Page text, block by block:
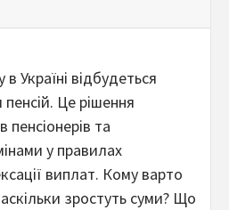
Україні відбудеться
Це рішення
пенсіонерів та
у правилах
виплат. Кому варто
зростуть суми? Що